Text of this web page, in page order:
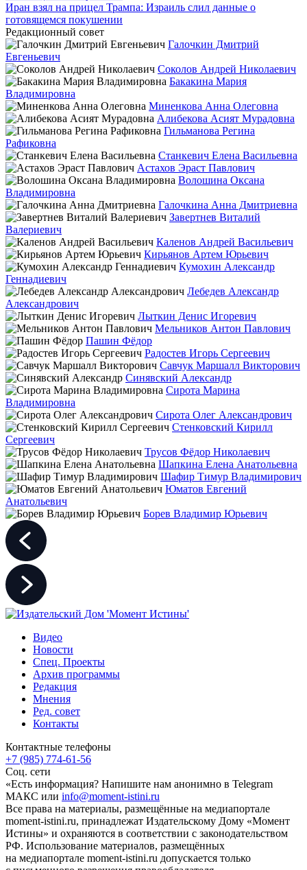
Иран взял на прицел Трампа: Израиль слил данные о
готовящемся покушении
Редакционный совет
Галочкин Дмитрий
Евгеньевич
Соколов Андрей Николаевич
Бакакина Мария
Владимировна
Миненкова Анна Олеговна
Алибекова Асият Мурадовна
Гильманова Регина
Рафиковна
Станкевич Елена Васильевна
Астахов Эраст Павлович
Волошина Оксана
Владимировна
Галочкина Анна Дмитриевна
Завертнев Виталий
Валериевич
Каленов Андрей Васильевич
Кирьянов Артем Юрьевич
Кумохин Александр
Геннадиевич
Лебедев Александр
Александрович
Лыткин Денис Игоревич
Мельников Антон Павлович
Пашин Фёдор
Радостев Игорь Сергеевич
Савчук Маршалл Викторович
Синявский Александр
Сирота Марина
Владимировна
Сирота Олег Александрович
Стенковский Кирилл
Сергеевич
Трусов Фёдор Николаевич
Шапкина Елена Анатольевна
Шафир Тимур Владимирович
Юматов Евгений
Анатольевич
Борев Владимир Юрьевич
Видео
Новости
Спец. Проекты
Архив программы
Редакция
Мнения
Ред. совет
Контакты
Контактные телефоны
+7 (985) 774-61-56
Соц. сети
«Есть информация? Напишите нам анонимно в Telegram
МАКС или info@moment-istini.ru
Все права на материалы, размещённые на медиапортале
moment-istini.ru, принадлежат Издательскому Дому «Момент
Истины» и охраняются в соответствии с законодательством
РФ. Использование материалов, размещённых
на медиапортале moment-istini.ru допускается только